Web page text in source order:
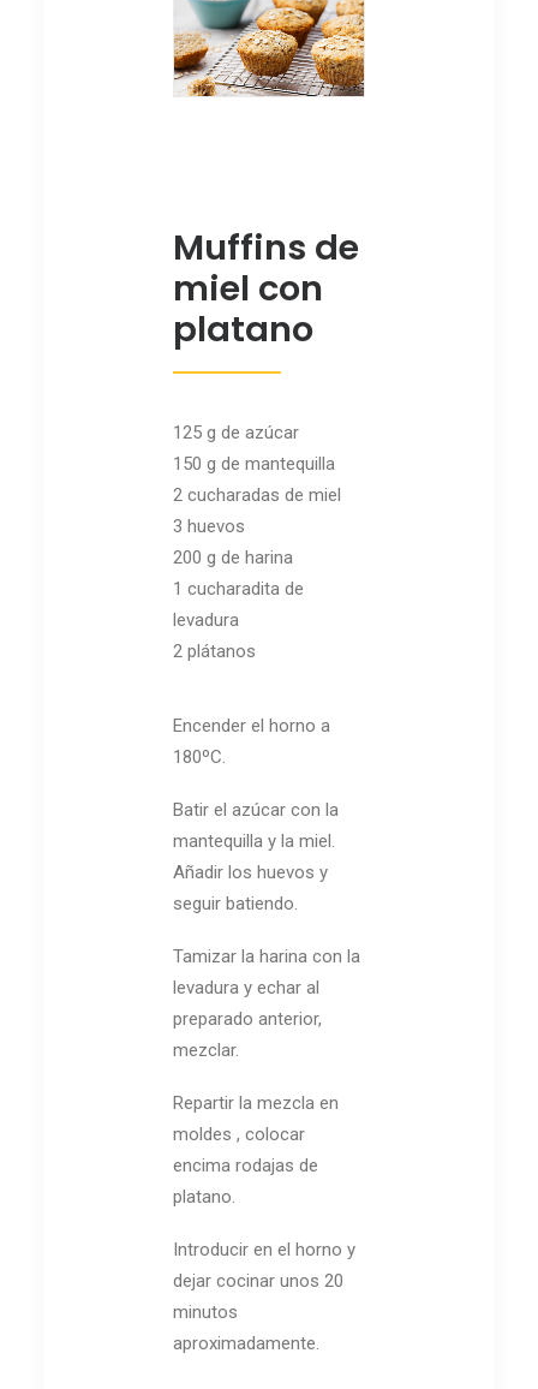
Muffins de
miel con
platano
125 g de azúcar
150 g de mantequilla
2 cucharadas de miel
3 huevos
200 g de harina
1 cucharadita de
levadura
2 plátanos
Encender el horno a
180ºC.
Batir el azúcar con la
mantequilla y la miel.
Añadir los huevos y
seguir batiendo.
Tamizar la harina con la
levadura y echar al
preparado anterior,
mezclar.
Repartir la mezcla en
moldes , colocar
encima rodajas de
platano.
Introducir en el horno y
dejar cocinar unos 20
minutos
aproximadamente.